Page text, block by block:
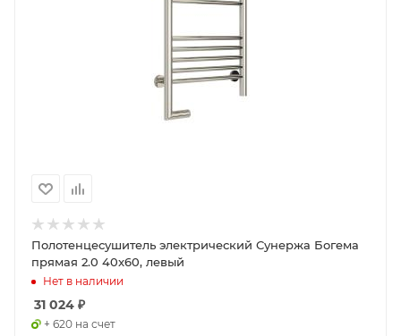
Полотенцесушитель электрический Сунержа Богема
прямая 2.0 40x60, левый
Нет в наличии
31 024 ₽
+ 620 на счет